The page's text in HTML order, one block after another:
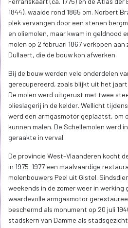
1844), waaide rond 1865 om. Norbert
plek vervangen door een stenen
en oliemolen, maar kwam in geldnood
molen op 2 februari 1867 verkopen
Dullaert, die de bouw kon afwerken.
Bij de bouw werden vele onderdelen
gerecupereerd, zoals blijkt uit het
De molen werd uitgerust met twee
olieslagerij in de kelder. Wellicht
werd een armgasmotor geplaatst, om
kunnen malen. De Schellemolen werd
geraakte in verval.
De provincie West-Vlaanderen kocht
in 1975-1977 een maalvaardige
molenbouwers Peel uit Gistel.
weekends in de zomer weer in werking
waardevolle armgasmotor
beschermd als monument op 20 juli
stadskern van Damme als stadsgezicht